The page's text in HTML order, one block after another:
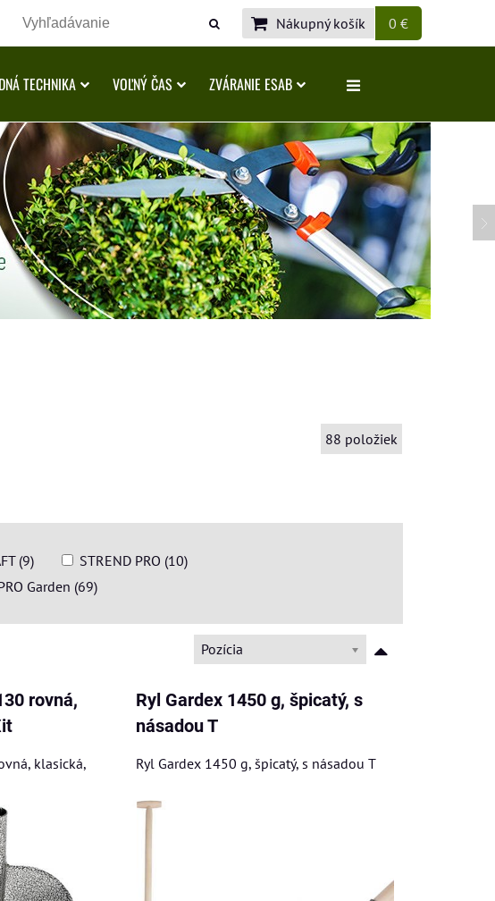
Nákupný košík 0 €
TECHNIKA VOĽNÝ ČAS ZVÁRANIE ESAB
88 položiek
(9)
STREND PRO (10)
Garden (69)
Pozícia
rovná,
klasická,
Ryl Gardex 1450 g, špicatý, s
násadou T
Ryl Gardex 1450 g, špicatý, s násadou T